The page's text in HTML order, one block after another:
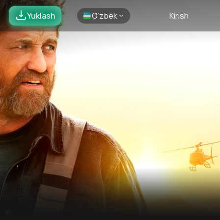
Yuklash O’zbek Kirish